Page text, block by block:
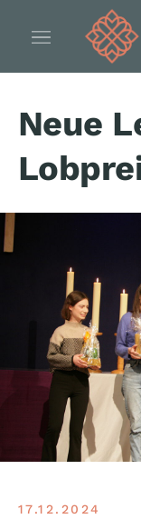
Neue
17.12.2024